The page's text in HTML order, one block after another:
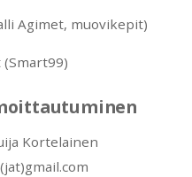
Agimet, muovikepit)
Kortelainen